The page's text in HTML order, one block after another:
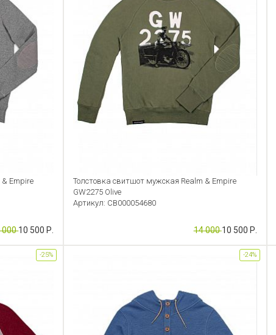
Empire
00010 500 Р.
Толстовка свитшот мужская Realm & Empire
GW2275 Olive
Артикул: CB000054680
14 00010 500 Р.
-25% -24%